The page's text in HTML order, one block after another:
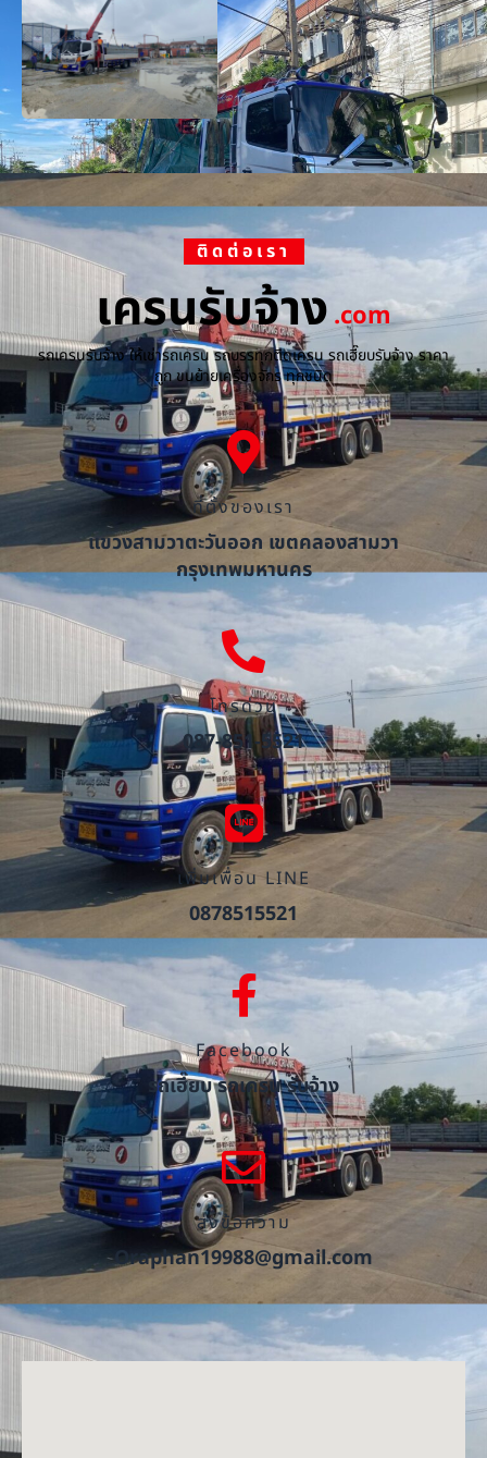
ติดต่อเรา
เครนรับจ้าง.com
รถเครนรับจ้าง ให้เช่ารถเครน รถบรรทุกติดเครน รถเฮี๊ยบรับจ้าง ราคา
ถูก ขนย้ายเครื่องจักร ทุกชนิด
ที่ตั้งของเรา
แขวงสามวาตะวันออก เขตคลองสามวา
กรุงเทพมหานคร
โทรด่วน
087-851-5521
เพิ่มเพื่อน LINE
0878515521
Facebook
รถเฮี๊ยบ รถเครน รับจ้าง
ส่งข้อความ
Oraphan19988@gmail.com